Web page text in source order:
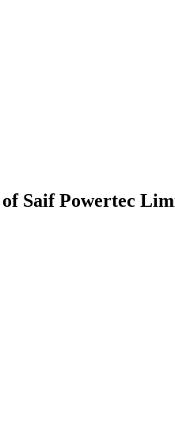
Saif Powertec